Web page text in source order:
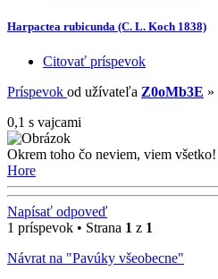
Harpactea rubicunda (C. L. Koch 1838)
Citovať príspevok
Príspevok od užívateľa Z0oMb3E »
0,1 s vajcami
Okrem toho čo neviem, viem
Hore
Napísať odpoveď
1 príspevok • Strana 1 z 1
Návrat na "Pavúky všeobecne"